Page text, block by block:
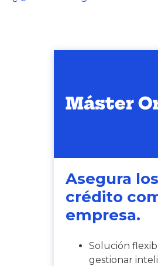
Asegura
crédito
empresa.
Solución
gestionar